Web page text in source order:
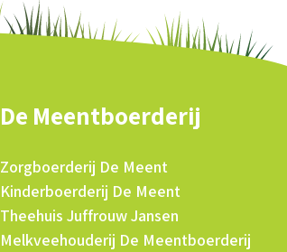
De Meentboerderij
Zorgboerderij De Meent
Kinderboerderij De Meent
Theehuis Juffrouw Jansen
Melkveehouderij De Meentboerderij